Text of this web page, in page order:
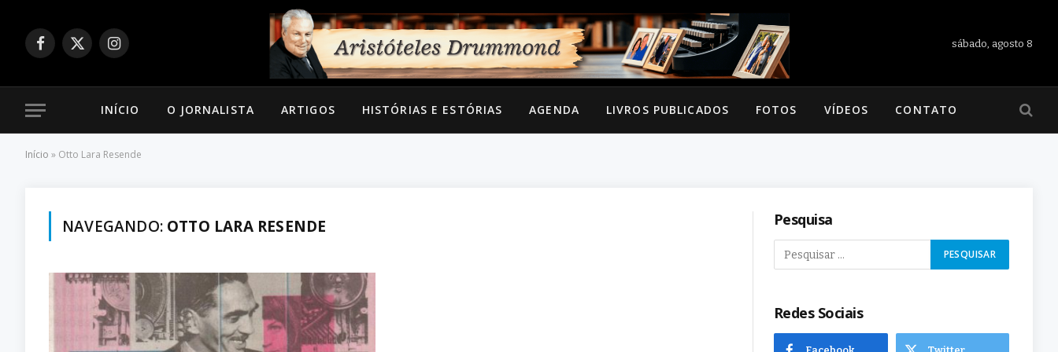
Facebook
X
Instagram
sábado, agosto 8
INÍCIO O JORNALISTA ARTIGOS HISTÓRIAS E ESTÓRIAS AGENDA LIVROS PUBLICADOS FOTOS VÍDEOS CONTATO
Início » Otto Lara Resende
NAVEGANDO: OTTO LARA RESENDE Pesquisa
Redes Sociais